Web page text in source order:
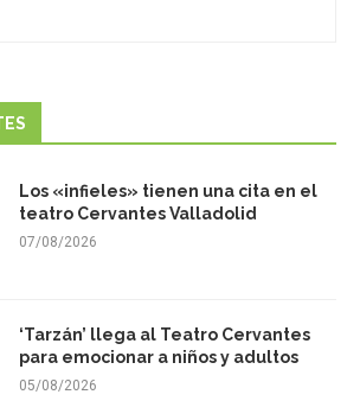
Los «infieles» tienen una cita en el
teatro Cervantes Valladolid
07/08/2026
‘Tarzán’ llega al Teatro Cervantes
para emocionar a niños y adultos
05/08/2026